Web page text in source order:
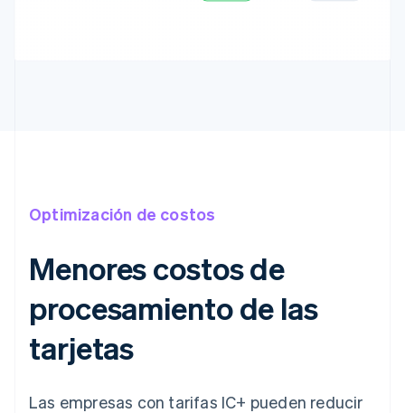
Optimización de costos
Menores costos de
procesamiento de las
tarjetas
Las empresas con tarifas IC+ pueden reducir